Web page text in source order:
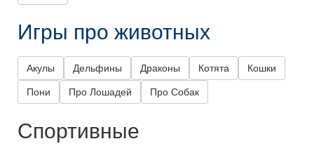
Игры про животных
Акулы Дельфины Драконы Котята Кошки
Пони Про Лошадей Про Собак
Спортивные